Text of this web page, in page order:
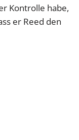
Kontrolle habe,
er Reed den